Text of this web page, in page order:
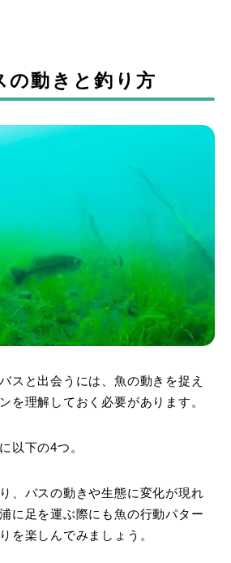
の動きと釣り方
スと出会うには、魚の動きを捉え
を理解しておく必要があります。
以下の4つ。
、バスの動きや生態に変化が現れ
に足を運ぶ際にも魚の行動パター
を楽しんでみましょう。